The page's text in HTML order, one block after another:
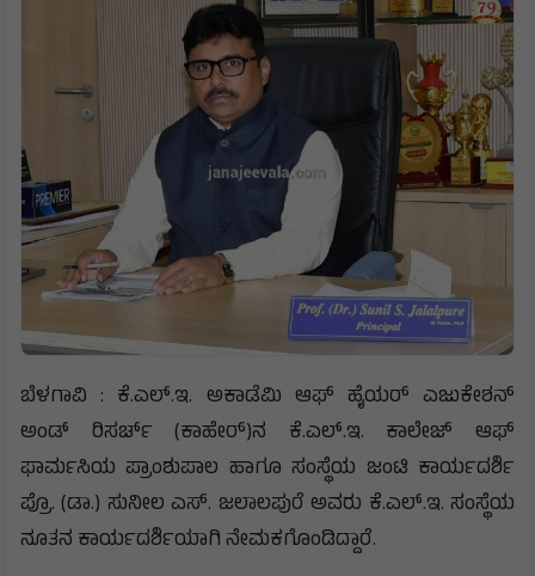
ಬೆಳಗಾವಿ : ಕೆ.ಎಲ್.ಇ. ಅಕಾಡೆಮಿ ಆಫ್ ಹೈಯರ್ ಎಜುಕೇಶನ್
ಅಂಡ್ ರಿಸರ್ಚ್ (ಕಾಹೇರ್)ನ ಕೆ.ಎಲ್.ಇ. ಕಾಲೇಜ್ ಆಫ್
ಫಾರ್ಮಸಿಯ ಪ್ರಾಂಶುಪಾಲ ಹಾಗೂ ಸಂಸ್ಥೆಯ ಜಂಟಿ ಕಾರ್ಯದರ್ಶಿ
ಪ್ರೊ. (ಡಾ.) ಸುನೀಲ ಎಸ್. ಜಲಾಲಪುರೆ ಅವರು ಕೆ.ಎಲ್.ಇ. ಸಂಸ್ಥೆಯ
ನೂತನ ಕಾರ್ಯದರ್ಶಿಯಾಗಿ ನೇಮಕಗೊಂಡಿದ್ದಾರೆ.